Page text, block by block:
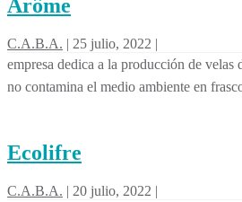
Arôme
C.A.B.A. | 25 julio, 2022 |
empresa dedica a la producción de velas
no contamina el medio ambiente en
Ecolifre
C.A.B.A. | 20 julio, 2022 |